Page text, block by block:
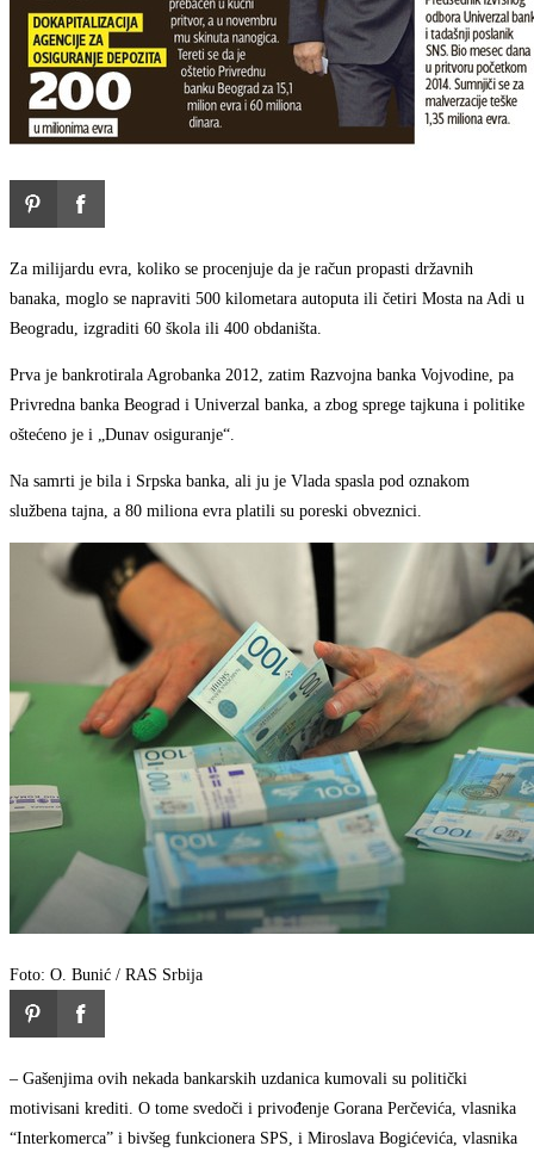
Za milijardu evra, koliko se procenjuje da je račun propasti državnih
banaka, moglo se napraviti 500 kilometara autoputa ili četiri Mosta na Adi u
Beogradu, izgraditi 60 škola ili 400 obdaništa.
Prva je bankrotirala Agrobanka 2012, zatim Razvojna banka Vojvodine, pa
Privredna banka Beograd i Univerzal banka, a zbog sprege tajkuna i politike
oštećeno je i „Dunav osiguranje“.
Na samrti je bila i Srpska banka, ali ju je Vlada spasla pod oznakom
službena tajna, a 80 miliona evra platili su poreski obveznici.
Foto: O. Bunić / RAS Srbija
– Gašenjima ovih nekada bankarskih uzdanica kumovali su politički
motivisani krediti. O tome svedoči i privođenje Gorana Perčevića, vlasnika
“Interkomerca” i bivšeg funkcionera SPS, i Miroslava Bogićevića, vlasnika